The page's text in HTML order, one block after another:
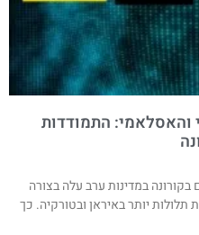
והאסלאמי: התמודדות
מספר הנדבקים בקורונה במדינות ערב עלה בצורה
יותר באיראן ובטורקיה. כך